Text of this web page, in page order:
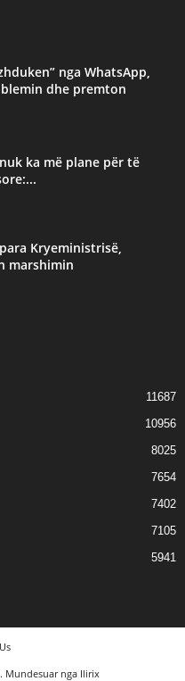
nga WhatsApp,
dhe premton
ka më plane për të
Kryeministrisë,
marshimin
11687
10956
8025
7654
7402
7105
5941
Mundesuar nga Ilirix